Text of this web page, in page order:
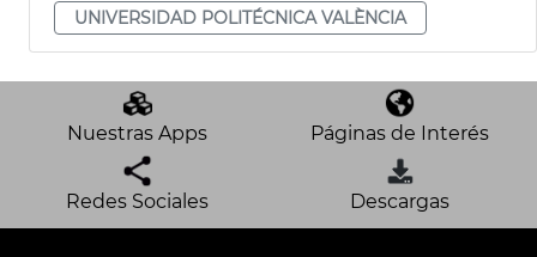
UNIVERSIDAD POLITÉCNICA VALÈNCIA
Nuestras Apps Páginas de Interés
Redes Sociales Descargas